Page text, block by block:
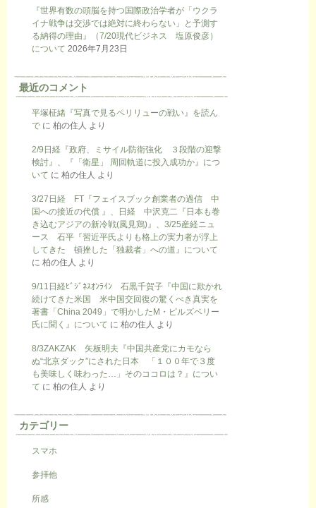
『世界有数の頭脳を持つ国際政治学者が「ウクラ
イナ戦争は交渉では絶対に終わらない」と予測す
る納得の理由』（7/20現代ビジネス 塩原俊彦）
について 2026年7月23日
最近のコメント
平塚柾緒『写真で見るペリリューの戦い』を読ん
で に 柏の住人 より
2/9日経『政府、ミサイル防衛強化 ３段階の迎撃
検討』、『「衛星」 周回軌道に投入成功か』につ
いて に 柏の住人 より
3/27日経 FT『フェイスブック創業者の過信 中
国への接近の代償 』、日経 中沢克二『日本も巻
き込むアジアの新冷戦(風見鶏)』、3/25産経ニュ
ース 石平『習近平氏よりも格上の実力者が浮上
してきた 頓挫した「独裁者」への道』について
に 柏の住人 より
9/11日経ﾋﾞｼﾞﾈｽｵﾝﾗｲﾝ 石黒千賀子『中国に欺かれ
続けてきた米国 米中国交回復の驚くべき真実を
著書「China 2049」で明かしたM・ピルズベリー
氏に聞く』について に 柏の住人 より
8/3ZAKZAK 矢板明夫『中国共産党にカモなら
ぬ“北京ダック”にされた日本 「１００年で３度
も美味しく味わった…」そのココロは？』につい
て に 柏の住人 より
カテゴリー
スマホ
参拝他
所感